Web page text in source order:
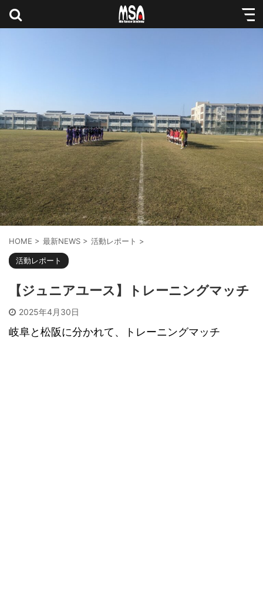
HOME > 最新NEWS > 活動レポート >
活動レポート
【ジュニアユース】トレーニングマッチ
2025年4月30日
岐阜と松阪に分かれて、トレーニングマッチ